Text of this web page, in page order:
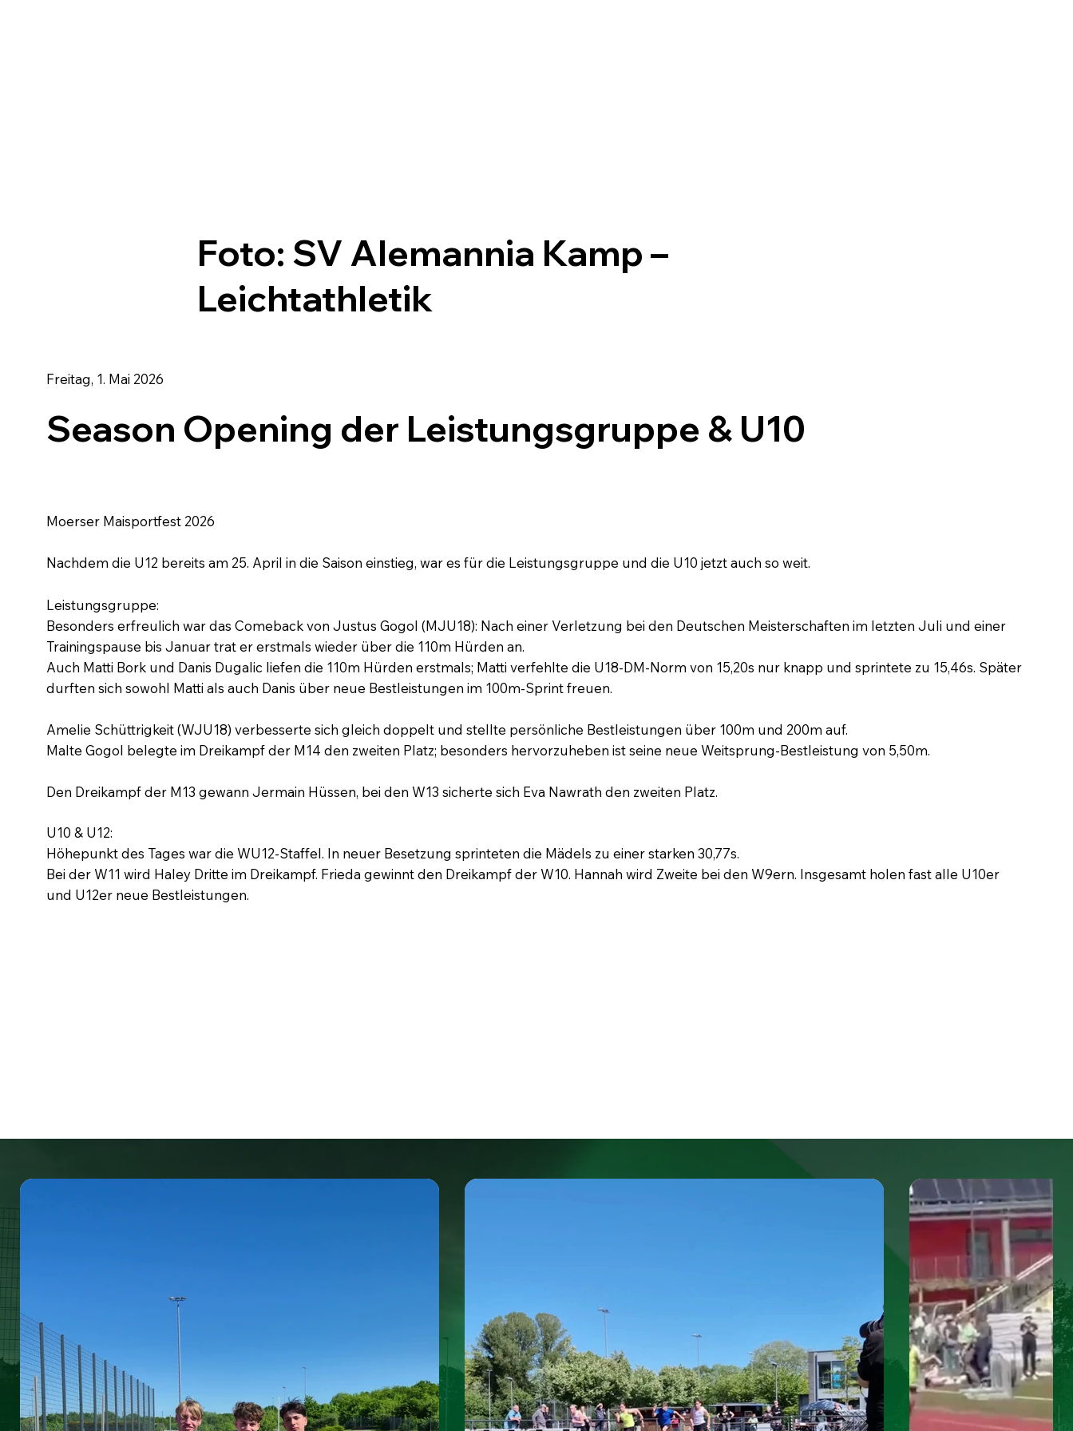
Foto: SV Alemannia Kamp –
Leichtathletik
Freitag, 1. Mai 2026
Season Opening der Leistungsgruppe & U10
Moerser Maisportfest 2026
Nachdem die U12 bereits am 25. April in die Saison einstieg, war es für die Leistungsgruppe und die U10 jetzt auch so weit.
Leistungsgruppe:
Besonders erfreulich war das Comeback von Justus Gogol (MJU18): Nach einer Verletzung bei den Deutschen Meisterschaften im letzten Juli und einer
Trainingspause bis Januar trat er erstmals wieder über die 110m Hürden an.
Auch Matti Bork und Danis Dugalic liefen die 110m Hürden erstmals; Matti verfehlte die U18-DM-Norm von 15,20s nur knapp und sprintete zu 15,46s. Später
durften sich sowohl Matti als auch Danis über neue Bestleistungen im 100m‑Sprint freuen.
Amelie Schüttrigkeit (WJU18) verbesserte sich gleich doppelt und stellte persönliche Bestleistungen über 100m und 200m auf.
Malte Gogol belegte im Dreikampf der M14 den zweiten Platz; besonders hervorzuheben ist seine neue Weitsprung‑Bestleistung von 5,50m.
Den Dreikampf der M13 gewann Jermain Hüssen, bei den W13 sicherte sich Eva Nawrath den zweiten Platz.
U10 & U12:
Höhepunkt des Tages war die WU12-Staffel. In neuer Besetzung sprinteten die Mädels zu einer starken 30,77s.
Bei der W11 wird Haley Dritte im Dreikampf. Frieda gewinnt den Dreikampf der W10. Hannah wird Zweite bei den W9ern. Insgesamt holen fast alle U10er
und U12er neue Bestleistungen.